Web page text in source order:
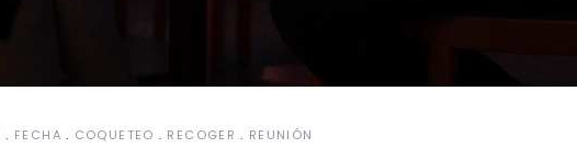
FECHA COQUETEO RECOGER REUNIÓN